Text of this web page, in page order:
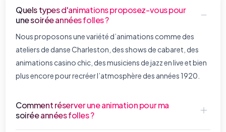
Quels types d'animations proposez-vous pour
une soirée années folles ?
Nous proposons une variété d’animations comme des
ateliers de danse Charleston, des shows de cabaret, des
animations casino chic, des musiciens de jazz en live et bien
plus encore pour recréer l’atmosphère des années 1920.
Comment réserver une animation pour ma
soirée années folles ?